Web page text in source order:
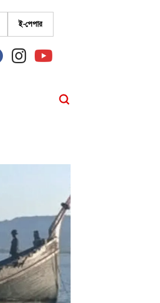
ই-পেপার
fab
fa-
fab
fa-
fab
fa-